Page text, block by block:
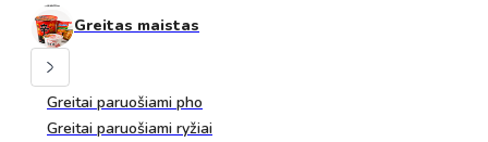
Greitas maistas
Greitai paruošiami pho
Greitai paruošiami ryžiai